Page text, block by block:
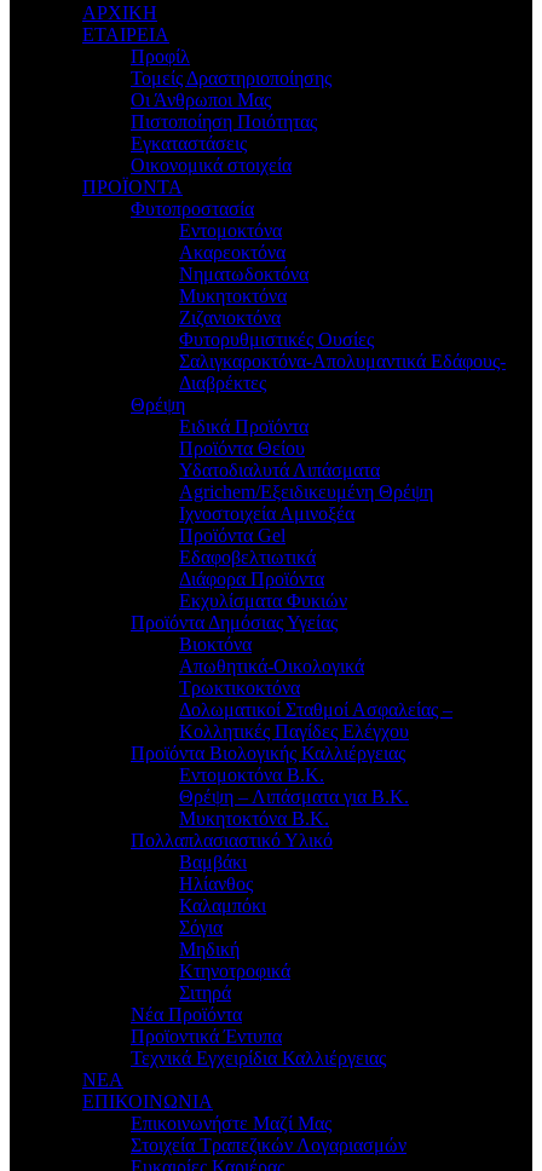
ΑΡΧΙΚΗ
ΕΤΑΙΡΕΙΑ
Προφίλ
Τομείς Δραστηριοποίησης
Οι Άνθρωποι Μας
Πιστοποίηση Ποιότητας
Εγκαταστάσεις
Οικονομικά στοιχεία
ΠΡΟΪΟΝΤΑ
Φυτοπροστασία
Εντομοκτόνα
Ακαρεοκτόνα
Νηματωδοκτόνα
Μυκητοκτόνα
Ζιζανιοκτόνα
Φυτορυθμιστικές Ουσίες
Σαλιγκαροκτόνα-Απολυμαντικά Εδάφους-
Διαβρέκτες
Θρέψη
Ειδικά Προϊόντα
Προϊόντα Θείου
Υδατοδιαλυτά Λιπάσματα
Agrichem/Εξειδικευμένη Θρέψη
Ιχνοστοιχεία Αμινοξέα
Προϊόντα Gel
Εδαφοβελτιωτικά
Διάφορα Προϊόντα
Εκχυλίσματα Φυκιών
Προϊόντα Δημόσιας Υγείας
Βιοκτόνα
Απωθητικά-Οικολογικά
Τρωκτικοκτόνα
Δολωματικοί Σταθμοί Ασφαλείας –
Κολλητικές Παγίδες Ελέγχου
Προϊόντα Βιολογικής Καλλιέργειας
Εντομοκτόνα Β.Κ.
Θρέψη – Λιπάσματα για Β.Κ.
Μυκητοκτόνα Β.Κ.
Πολλαπλασιαστικό Υλικό
Βαμβάκι
Ηλίανθος
Καλαμπόκι
Σόγια
Μηδική
Κτηνοτροφικά
Σιτηρά
Νέα Προϊόντα
Προϊοντικά Έντυπα
Τεχνικά Εγχειρίδια Καλλιέργειας
ΝΕΑ
ΕΠΙΚΟΙΝΩΝΙΑ
Επικοινωνήστε Μαζί Μας
Στοιχεία Τραπεζικών Λογαριασμών
Ευκαιρίες Καριέρας